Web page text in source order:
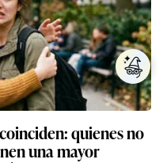
quienes no
una mayor